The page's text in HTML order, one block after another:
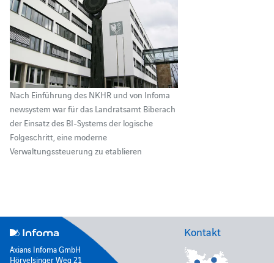
Nach Einführung des NKHR und von Infoma
newsystem war für das Landratsamt Biberach
der Einsatz des BI-Systems der logische
Folgeschritt, eine moderne
Verwaltungssteuerung zu etablieren
Axians Infoma GmbH
Hörvelsinger Weg 21
Kontakt